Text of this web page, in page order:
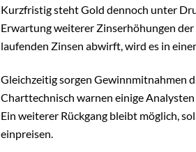
Kurzfristig steht Gold dennoch unter
Erwartung weiterer Zinserhöhungen
laufenden Zinsen abwirft, wird es in
Gleichzeitig sorgen Gewinnmitnahmen
Charttechnisch warnen einige
Ein weiterer Rückgang bleibt möglich,
einpreisen.